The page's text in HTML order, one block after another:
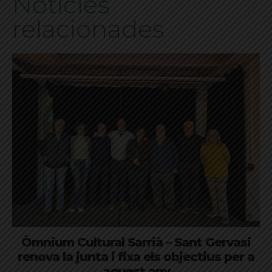
relacionades
Òmnium Cultural Sarrià – Sant Gervasi
renova la junta i fixa els objectius per a